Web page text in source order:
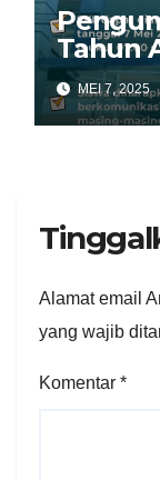
Tahun
MEI 7, 2025
Alamat email
yang wajib
Komentar *